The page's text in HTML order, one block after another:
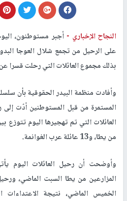
النجاح الإخباري -
على الرحيل من تجمع شلال العوجا
بذلك مجموع العائلات التي رحلت قسرا عن
وأفادت منظمة البيدر الحقوقية بأن
المستمرة من قبل المستوطنين أدّت إلى
من يطا، و13 عائلة عرب الغوانمة.
الخميس الماضي، نتيجة الاعتداءات